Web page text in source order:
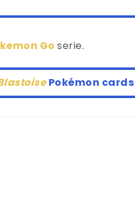
Goserie.
Pokémon cards